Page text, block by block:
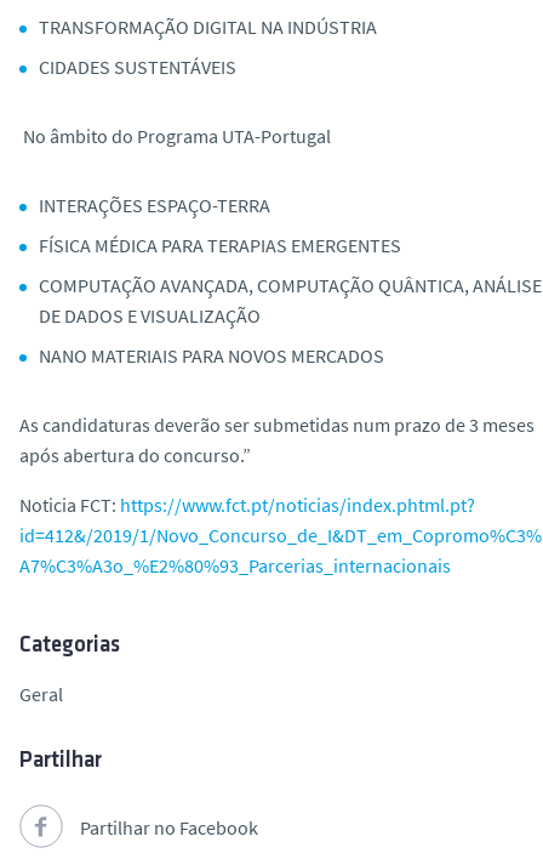
TRANSFORMAÇÃO DIGITAL NA INDÚSTRIA
CIDADES SUSTENTÁVEIS
No âmbito do Programa UTA-Portugal
INTERAÇÕES ESPAÇO-TERRA
FÍSICA MÉDICA PARA TERAPIAS EMERGENTES
COMPUTAÇÃO AVANÇADA, COMPUTAÇÃO QUÂNTICA, ANÁLISE
DE DADOS E VISUALIZAÇÃO
NANO MATERIAIS PARA NOVOS MERCADOS
As candidaturas deverão ser submetidas num prazo de 3 meses
após abertura do concurso.”
Noticia FCT: https://www.fct.pt/noticias/index.phtml.pt?
id=412&/2019/1/Novo_Concurso_de_I&DT_em_Copromo%C3%
A7%C3%A3o_%E2%80%93_Parcerias_internacionais
Categorias
Geral
Partilhar
Partilhar no Facebook